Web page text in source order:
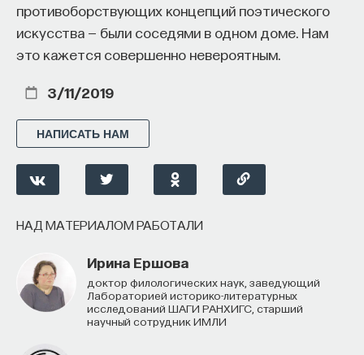
противоборствующих концепций поэтического
искусства — были соседями в одном доме. Нам
это кажется совершенно невероятным.
3/11/2019
НАПИСАТЬ НАМ
НАД МАТЕРИАЛОМ РАБОТАЛИ
Ирина Ершова
доктор филологических наук, заведующий
Лабораторией историко-литературных
исследований ШАГИ РАНХИГС, старший
научный сотрудник ИМЛИ